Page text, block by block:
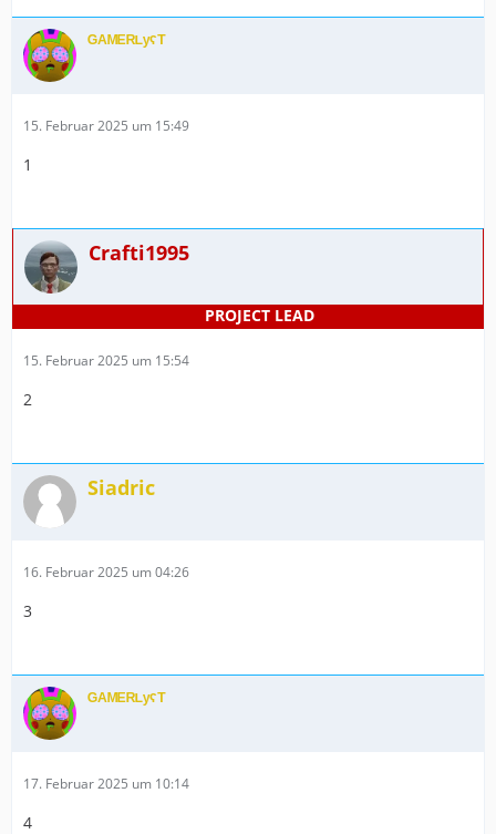
ᴳᴬᴹᴱᴿᴸʸˁᵀ
15. Februar 2025 um 15:49
1
Crafti1995
15. Februar 2025 um 15:54
2
Siadric
16. Februar 2025 um 04:26
3
ᴳᴬᴹᴱᴿᴸʸˁᵀ
17. Februar 2025 um 10:14
4